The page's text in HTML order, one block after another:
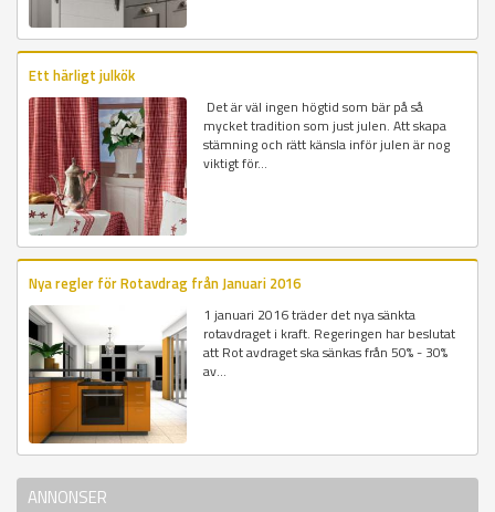
Ett härligt julkök
Det är väl ingen högtid som bär på så
mycket tradition som just julen. Att skapa
stämning och rätt känsla inför julen är nog
viktigt för...
Nya regler för Rotavdrag från Januari 2016
1 januari 2016 träder det nya sänkta
rotavdraget i kraft. Regeringen har beslutat
att Rot avdraget ska sänkas från 50% - 30%
av...
ANNONSER